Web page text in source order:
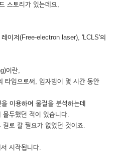
스토리가 있는데요,
이저(Free-electron laser), 'LCLS'의
이란,
타입으로써, 입자빔이 몇 시간 동안
이용하여 물질을 분석하는데
두했던 적이 있습니다.
로 갈 필요가 없었던 것이죠.
시작됩니다.